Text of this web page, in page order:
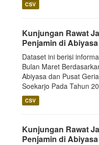
CSV
Kunjungan Rawat
Penjamin di
Dataset ini berisi
Bulan Maret
Abiyasa dan Pusat
Soekarjo Pada Tahun
CSV
Kunjungan Rawat
Penjamin di